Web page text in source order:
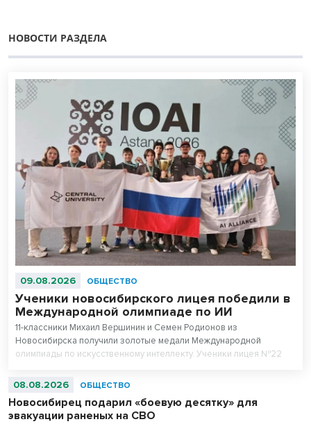
НОВОСТИ РАЗДЕЛА
09.08.2026 ОБЩЕСТВО
Ученики новосибирского лицея победили в
Международной олимпиаде по ИИ
11-классники Михаил Вершинин и Семен Родионов из
Новосибирска получили золотые медали Международной
олимпиады по искусственному интеллекту. Ученики лицея №22
абсолютными чемпионами соревнований.
08.08.2026 ОБЩЕСТВО
Новосибирец подарил «боевую десятку» для
эвакуации раненых на СВО